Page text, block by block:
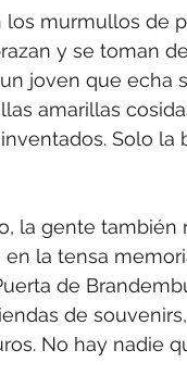
los murmullos de
y se toman
joven que echa
amarillas
Solo
la gente
la tensa
de
de
No hay nadie